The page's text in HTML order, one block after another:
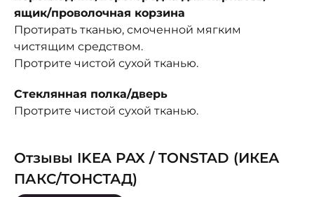
ящик/проволочная корзина
Протирать тканью, смоченной мягким
чистящим средством.
Протрите чистой сухой тканью.
Стеклянная полка/дверь
Протрите чистой сухой тканью.
Отзывы IKEA PAX / TONSTAD (ИКЕА
ПАКС/ТОНСТАД)